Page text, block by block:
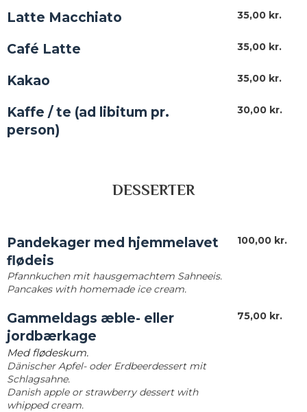
Latte Macchiato 35,00 kr.​
Café Latte 35,00 kr.​
Kakao 35,00 kr.​
Kaffe / te (ad libitum pr.
person)
30,00 kr.​
DESSERTER
Pandekager med hjemmelavet
flødeis
Pfannkuchen mit hausgemachtem Sahneeis.
Pancakes with homemade ice cream.
100,00 kr.​
Gammeldags æble- eller
jordbærkage
Med flødeskum.
Dänischer Apfel- oder Erdbeerdessert mit
Schlagsahne.
Danish apple or strawberry dessert with
whipped cream.
75,00 kr.​